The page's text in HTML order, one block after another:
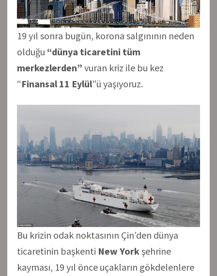
19 yıl sonra bugün, korona salgınının neden
olduğu “dünya ticaretini tüm
merkezlerden” vuran kriz ile bu kez
“Finansal 11 Eylül”ü yaşıyoruz.
Bu krizin odak noktasının Çin’den dünya
ticaretinin başkenti New Yorkşehrine
kayması, 19 yıl önce uçakların gökdelenlere